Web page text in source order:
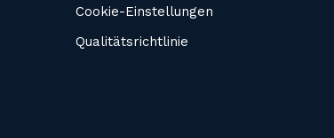
Cookie-Einstellungen
Qualitätsrichtlinie